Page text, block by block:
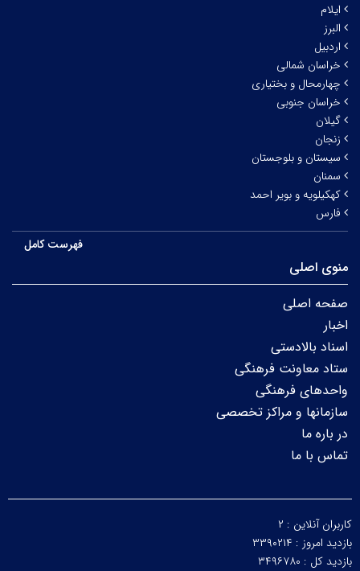
ایلام
البرز
اردبیل
خراسان شمالی
چهارمحال و بختیاری
خراسان جنوبی
گیلان
زنجان
سیستان و بلوجستان
سمنان
کهکیلویه و بویر احمد
فارس
فهرست کامل
منوی اصلی
صفحه اصلی
اخبار
اسناد بالادستی
ستاد معاونت فرهنگی
واحدهای فرهنگی
سازمانها و مراکز تخصصی
در باره ما
تماس با ما
کاربران آنلاین : ۲
بازدید امروز : ۳۳۹۰۲۱۴
بازدید کل : ۳۴۹۶۷۸۰